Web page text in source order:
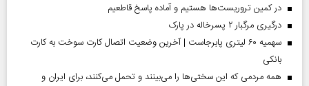
در کمین تروریست‌ها هستیم و آماده پاسخ قاطعیم
درگیری مرگبار ۲ پسرخاله در پارک
سهمیه ۶۰ لیتری پابرجاست | آخرین وضعیت اتصال کارت سوخت به کارت
بانکی
همه مردمی که این سختی‌ها را می‌بینند و تحمل می‌کنند، برای ایران و